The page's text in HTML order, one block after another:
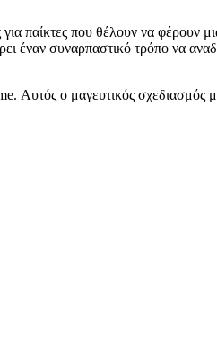
παίκτες που θέλουν να φέρουν
έναν συναρπαστικό τρόπο να
Αυτός ο μαγευτικός